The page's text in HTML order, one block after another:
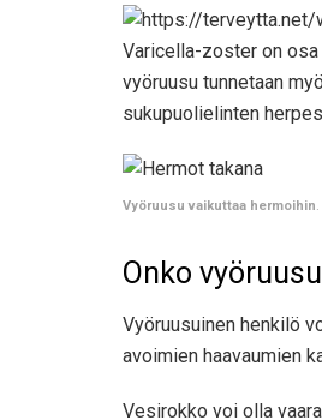
Varicella-zoster on osa
vyöruusu tunnetaan
sukupuolielinten
Vyöruusu vaikuttaa hermoihin
Onko
Vyöruusuinen henkilö
avoimien haavaumien
Vesirokko voi olla